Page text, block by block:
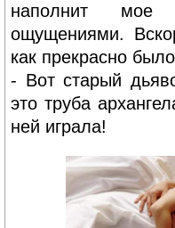
наполнит мое
ощущениями.
как прекрасно
- Вот старый
это труба
ней играла!